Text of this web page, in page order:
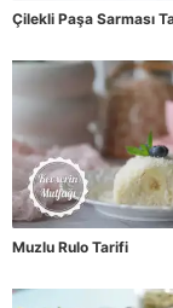
Çilekli Paşa Sarması
Muzlu Rulo Tarifi